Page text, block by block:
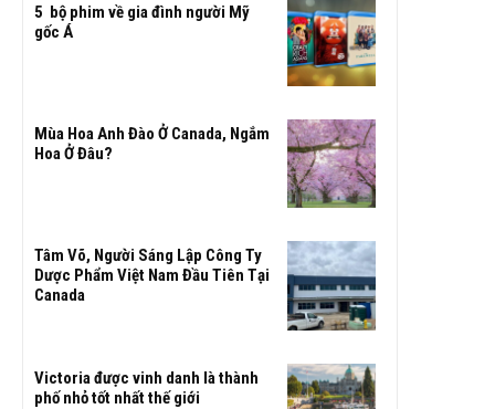
5 bộ phim về gia đình người Mỹ
gốc Á
Mùa Hoa Anh Đào Ở Canada, Ngắm
Hoa Ở Đâu?
Tâm Võ, Người Sáng Lập Công Ty
Dược Phẩm Việt Nam Đầu Tiên Tại
Canada
Victoria được vinh danh là thành
phố nhỏ tốt nhất thế giới